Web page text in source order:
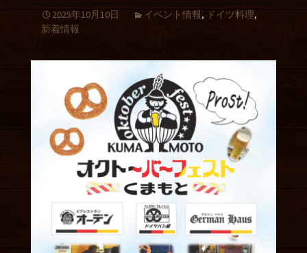
2025年10月10日 イベント情報, ドイツ料理,
新着情報